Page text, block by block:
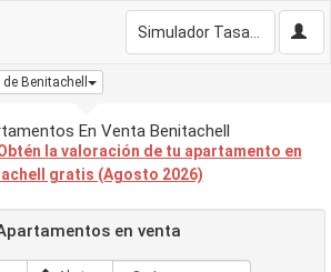
Benitachell
En Venta Benitachell
la valoración de tu apartamento en
gratis (Agosto 2026)
en venta